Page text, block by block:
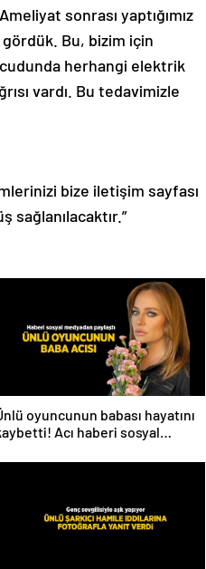
sonrası yaptığımız
Bu, bizim için
herhangi elektrik
vardı. Bu tedavimizle
bize iletişim sayfası
oyuncunun babası hayatını
Acı haberi sosyal